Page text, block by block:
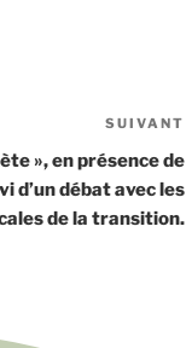
SUIVANT
», en présence de
d’un débat avec les
de la transition.